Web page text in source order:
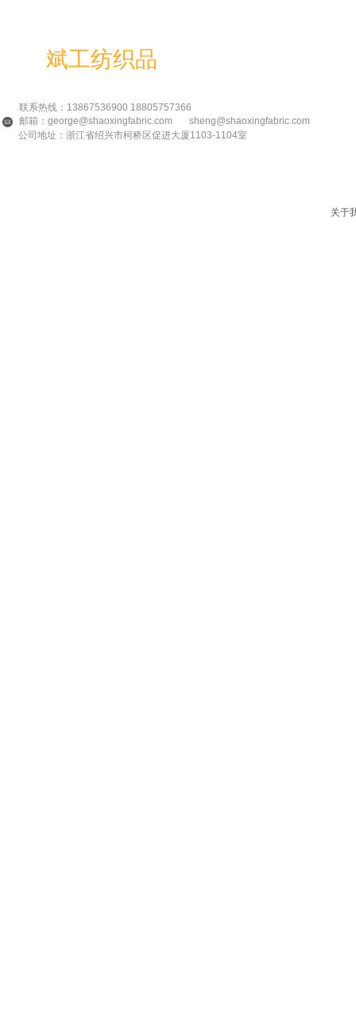
联系热线：13867536900 18805757366
公司地址：浙江省绍兴市柯桥区促进大厦1103-1104室
斌工纺织品
邮箱：george@shaoxingfabric.com sheng@shaoxingfabric.com
关于